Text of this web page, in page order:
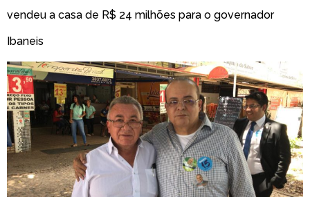
vendeu a casa de R$ 24 milhões para o governador
Ibaneis